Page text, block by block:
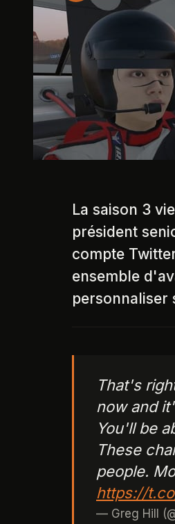
La saison 3
président
compte
ensemble
personnaliser
That's
now and
You'll be
These
people.
https://
— Greg Hill